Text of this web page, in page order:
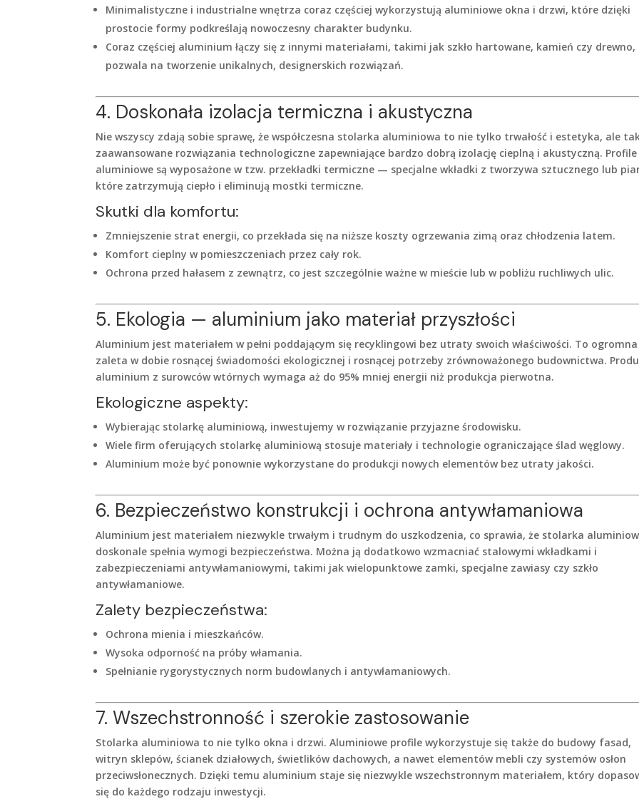
Minimalistyczne i industrialne wnętrza coraz częściej wykorzystują aluminiowe okna i drzwi, które dzięki
prostocie formy podkreślają nowoczesny charakter budynku.
Coraz częściej aluminium łączy się z innymi materiałami, takimi jak szkło hartowane, kamień czy drewno,
pozwala na tworzenie unikalnych, designerskich rozwiązań.
4. Doskonała izolacja termiczna i akustyczna
Nie wszyscy zdają sobie sprawę, że współczesna stolarka aluminiowa to nie tylko trwałość i estetyka, ale
zaawansowane rozwiązania technologiczne zapewniające bardzo dobrą izolację cieplną i akustyczną. Profile
aluminiowe są wyposażone w tzw. przekładki termiczne — specjalne wkładki z tworzywa sztucznego lub
które zatrzymują ciepło i eliminują mostki termiczne.
Skutki dla komfortu:
Zmniejszenie strat energii, co przekłada się na niższe koszty ogrzewania zimą oraz chłodzenia latem.
Komfort cieplny w pomieszczeniach przez cały rok.
Ochrona przed hałasem z zewnątrz, co jest szczególnie ważne w mieście lub w pobliżu ruchliwych ulic.
5. Ekologia — aluminium jako materiał przyszłości
Aluminium jest materiałem w pełni poddającym się recyklingowi bez utraty swoich właściwości. To ogromna
zaleta w dobie rosnącej świadomości ekologicznej i rosnącej potrzeby zrównoważonego budownictwa.
aluminium z surowców wtórnych wymaga aż do 95% mniej energii niż produkcja pierwotna.
Ekologiczne aspekty:
Wybierając stolarkę aluminiową, inwestujemy w rozwiązanie przyjazne środowisku.
Wiele firm oferujących stolarkę aluminiową stosuje materiały i technologie ograniczające ślad węglowy.
Aluminium może być ponownie wykorzystane do produkcji nowych elementów bez utraty jakości.
6. Bezpieczeństwo konstrukcji i ochrona antywłamaniowa
Aluminium jest materiałem niezwykle trwałym i trudnym do uszkodzenia, co sprawia, że stolarka
doskonale spełnia wymogi bezpieczeństwa. Można ją dodatkowo wzmacniać stalowymi wkładkami i
zabezpieczeniami antywłamaniowymi, takimi jak wielopunktowe zamki, specjalne zawiasy czy szkło
antywłamaniowe.
Zalety bezpieczeństwa:
Ochrona mienia i mieszkańców.
Wysoka odporność na próby włamania.
Spełnianie rygorystycznych norm budowlanych i antywłamaniowych.
7. Wszechstronność i szerokie zastosowanie
Stolarka aluminiowa to nie tylko okna i drzwi. Aluminiowe profile wykorzystuje się także do budowy fasad,
witryn sklepów, ścianek działowych, świetlików dachowych, a nawet elementów mebli czy systemów osłon
przeciwsłonecznych. Dzięki temu aluminium staje się niezwykle wszechstronnym materiałem, który
się do każdego rodzaju inwestycji.